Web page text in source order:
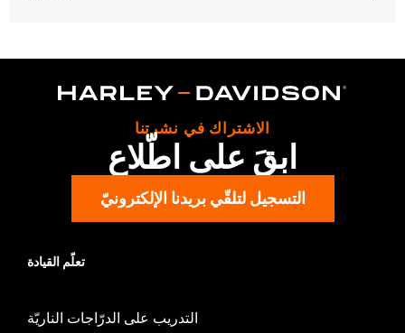
Cover P/N 25700385 or 25700438).
Derby cover only
,,,,,,,,,,,,,,,,,,,,,,,,,,,,,,,,,,,,,,,,,,,,,,,,,,,,,,,,,,,,,,,,,,
Removing and installing engine covers may require
purchase of new gaskets. See dealer for information.
الاشتراك في نشرتنا
ابقَ على اطّلاع
التسجيل لتلقّي بريدنا الإلكترونيّ
تعلّم القيادة
التدريب على الدرّاجات الناريّة